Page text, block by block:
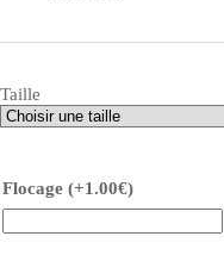
Taille
Flocage (+1.00€)